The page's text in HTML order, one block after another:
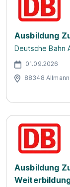
Ausbildung
Deutsche Bahn
01.09.2026
88348
Ausbildung